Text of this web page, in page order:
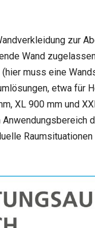
zur
Wand
muss eine
etwa für
XL 900 mm und